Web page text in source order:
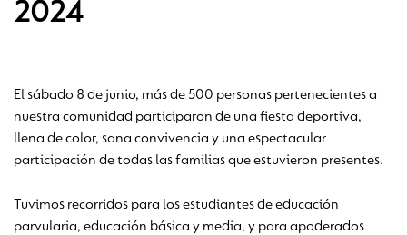
2024
El sábado 8 de junio, más de 500 personas pertenecientes a
nuestra comunidad participaron de una fiesta deportiva,
llena de color, sana convivencia y una espectacular
participación de todas las familias que estuvieron presentes.
Tuvimos recorridos para los estudiantes de educación
parvularia, educación básica y media, y para apoderados